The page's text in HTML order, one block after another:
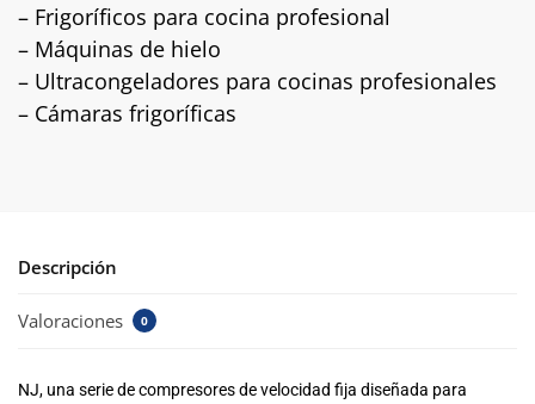
– Frigoríficos para cocina profesional
– Máquinas de hielo
– Ultracongeladores para cocinas profesionales
– Cámaras frigoríficas
Descripción
Valoraciones 0
NJ, una serie de compresores de velocidad fija diseñada para